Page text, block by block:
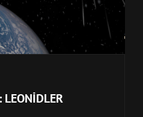
LEONİDLER